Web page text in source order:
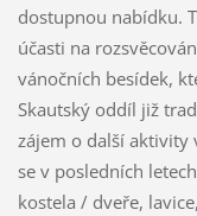
dostupnou nabídku.
účasti na
vánočních besídek,
Skautský oddíl již
zájem o další aktivity
se v posledních
kostela / dveře,